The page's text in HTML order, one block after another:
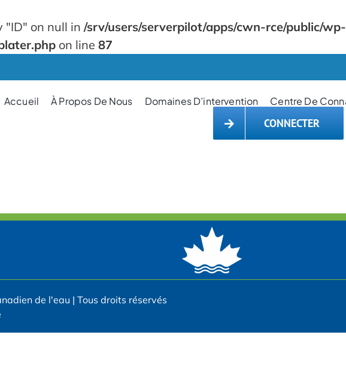
"ID" on null in /srv/users/serverpilot/apps/cwn-rce/public/
on line 87
Accueil À Propos De Nous Domaines D’intervention Centre De
CONNECTER
de l'eau | Tous droits réservés